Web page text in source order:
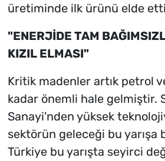
üretiminde ilk ürünü elde
"ENERJİDE TAM
KIZIL ELMASI"
Kritik madenler artık petrol
kadar önemli hale gelmiştir.
Sanayi'nden yüksek
sektörün geleceği bu yarışa
Türkiye bu yarışta seyirci